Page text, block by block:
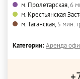
м. Пролетарская,6
м. Крестьянская
м. Таганская,5 мин.
Категории:Аренда